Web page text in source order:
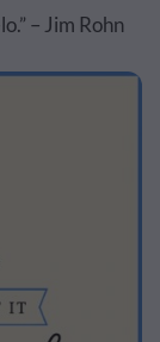
– Jim Rohn